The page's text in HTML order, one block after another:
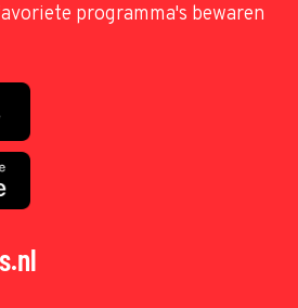
programma's bewaren